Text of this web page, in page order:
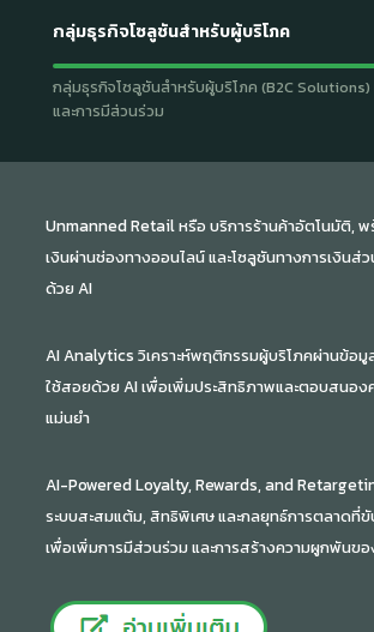
กลุ่มธุรกิจโซลูชันสำหรับผู้บริโภค
กลุ่มธุรกิจโซลูชันสำหรับผู้บริโภค (B2C Solutions)
และการมีส่วนร่วม
Unmanned Retail หรือ บริการร้านค้าอัตโนมัติ, พ
เงินผ่านช่องทางออนไลน์ และโซลูชันทางการเงินส่
ด้วย AI
AI Analytics วิเคราะห์พฤติกรรมผู้บริโภคผ่านข้อมู
ใช้สอยด้วย AI เพื่อเพิ่มประสิทธิภาพและตอบสนอง
แม่นยำ
AI-Powered Loyalty, Rewards, and
ระบบสะสมแต้ม, สิทธิพิเศษ และกลยุทธ์การตลาดที่
เพื่อเพิ่มการมีส่วนร่วม และการสร้างความผูกพันข